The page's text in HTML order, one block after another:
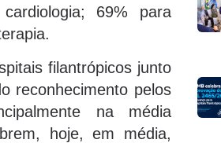
69% para
filantrópicos junto
reconhecimento pelos
na média
hoje, em média,